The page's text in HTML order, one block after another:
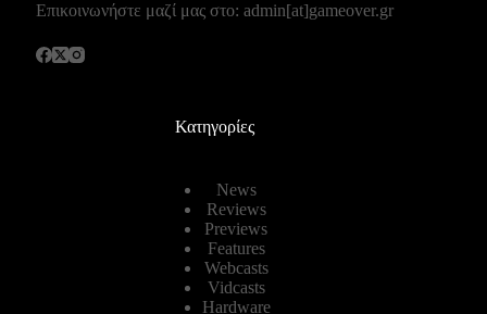
Επικοινωνήστε μαζί μας στο: admin[at]gameover.gr
Κατηγορίες
News
Reviews
Previews
Features
Webcasts
Vidcasts
Hardware